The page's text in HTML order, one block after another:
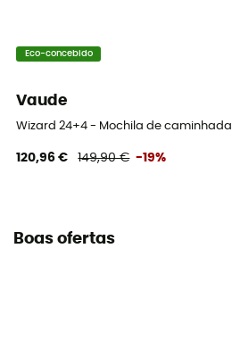
Eco-concebido
Vaude
Wizard 24+4 - Mochila de caminhada
120,96 € 149,90 € -19%
Boas ofertas